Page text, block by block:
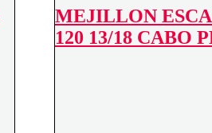
MEJILLON
120 13/18 CABO